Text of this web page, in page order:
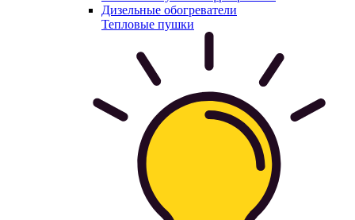
Дизельные обогреватели
Тепловые пушки